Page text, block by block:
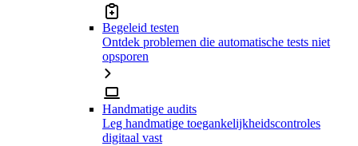
Begeleid testen
Ontdek problemen die automatische tests niet
opsporen
Handmatige audits
Leg handmatige toegankelijkheidscontroles
digitaal vast